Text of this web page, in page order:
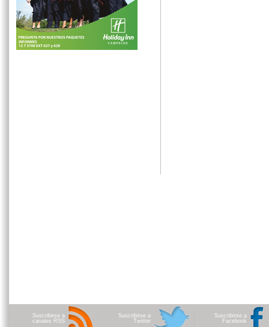
Suscribirse a
canales RSS
Suscribirse a
Twitter
Suscribirse a
Facebook